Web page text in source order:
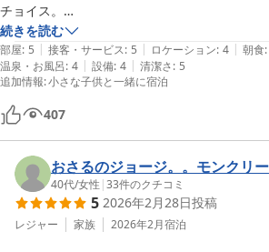
チョイス。
海辺の近くのお宿であるこちらを選びました。
ホテルのお部屋は平日ということもあり、クー
リーズナブルに宿泊できました。
和モダンスイート「ＴＯＫＩ」というお部屋で
ゆったりとくつろげました。
温泉は事前の口コミではかなり狭いとの声で
で、客室露天風呂が付いているお部屋も多い
ゆっくりとくつろげました。
続きを読む
部屋: 5 | 接客・サービス: 5 | ロケーション: 4 | 朝食:
温泉・お風呂: 4 | 設備: 4 | 清潔さ: 5
追加情報:小さな子供と一緒に宿泊
407
おさるのジョージ。。モンクリー
40代/女性 |33件のクチコミ
5 2026年2月28日投稿
レジャー 家族 2026年2月宿泊